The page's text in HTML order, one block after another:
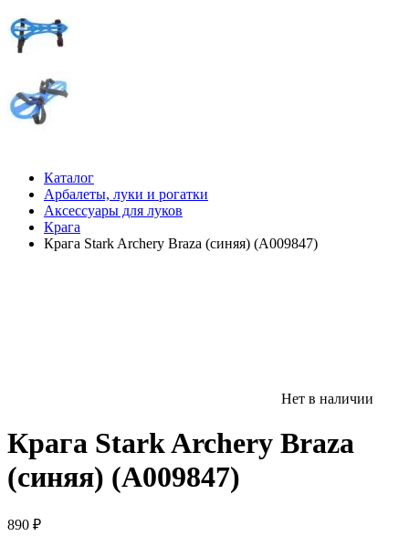
Каталог
Арбалеты, луки и рогатки
Аксессуары для луков
Крага
Крага Stark Archery Braza (синяя) (A009847)
Нет в наличии
Крага Stark Archery Braza
(синяя) (A009847)
890 ₽